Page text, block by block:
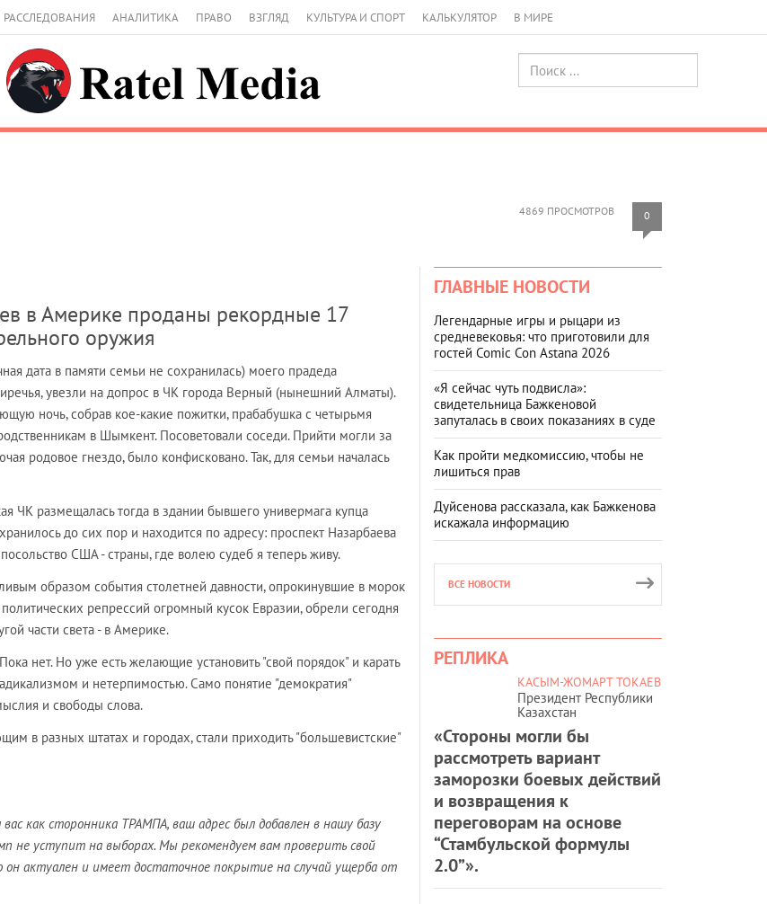
РАССЛЕДОВАНИЯ АНАЛИТИКА ПРАВО ВЗГЛЯД КУЛЬТУРА И СПОРТ КАЛЬКУЛЯТОР В МИРЕ
4869 ПРОСМОТРОВ 0
в Америке проданы рекордные 17
оружия
дата в памяти семьи не сохранилась) моего прадеда
увезли на допрос в ЧК города Верный (нынешний Алматы).
ночь, собрав кое-какие пожитки, прабабушка с четырьмя
в Шымкент. Посоветовали соседи. Прийти могли за
родовое гнездо, было конфисковано. Так, для семьи началась
ЧК размещалась тогда в здании бывшего универмага купца
до сих пор и находится по адресу: проспект Назарбаева
США - страны, где волею судеб я теперь живу.
образом события столетней давности, опрокинувшие в морок
репрессий огромный кусок Евразии, обрели сегодня
части света - в Америке.
нет. Но уже есть желающие установить "свой порядок" и карать
и нетерпимостью. Само понятие "демократия"
и свободы слова.
в разных штатах и городах, стали приходить "большевистские"
как сторонника ТРАМПА, ваш адрес был добавлен в нашу базу
не уступит на выборах. Мы рекомендуем вам проверить свой
он актуален и имеет достаточное покрытие на случай ущерба от
ГЛАВНЫЕ НОВОСТИ
Легендарные игры и рыцари из
средневековья: что приготовили для
гостей Comic Con Astana 2026
«Я сейчас чуть подвисла»:
свидетельница Бажкеновой
запуталась в своих показаниях в суде
Как пройти медкомиссию, чтобы не
лишиться прав
Дуйсенова рассказала, как Бажкенова
искажала информацию
ВСЕ НОВОСТИ
РЕПЛИКА
КАСЫМ-ЖОМАРТ ТОКАЕВ
Президент Республики
Казахстан
«Стороны могли бы
рассмотреть вариант
заморозки боевых действий
и возвращения к
переговорам на основе
“Стамбульской формулы
2.0”».